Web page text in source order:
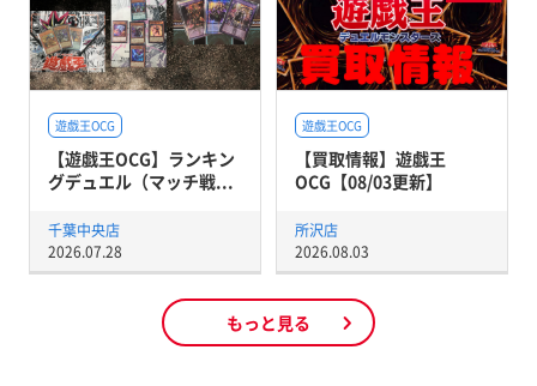
遊戯王OCG
【買取情報】遊戯王
OCG【08/03更新】
所沢店
2026.08.03
遊戯王OCG
【遊戯王OCG】ランキン
グデュエル（マッチ戦...
千葉中央店
2026.07.28
もっと見る